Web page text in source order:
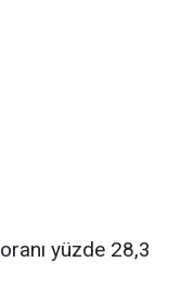
yüzde 28,3